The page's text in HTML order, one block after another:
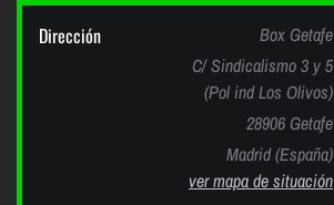
Dirección
Box Getafe
C/ Sindicalismo 3 y 5
(Pol ind Los Olivos)
28906 Getafe
Madrid (España)
ver mapa de situación